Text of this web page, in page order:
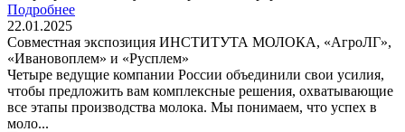
Подробнее
22.01.2025
Совместная экспозиция ИНСТИТУТА МОЛОКА, «АгроЛГ»,
«Ивановоплем» и «Русплем»
Четыре ведущие компании России объединили свои усилия,
чтобы предложить вам комплексные решения, охватывающие
все этапы производства молока. Мы понимаем, что успех в
моло...